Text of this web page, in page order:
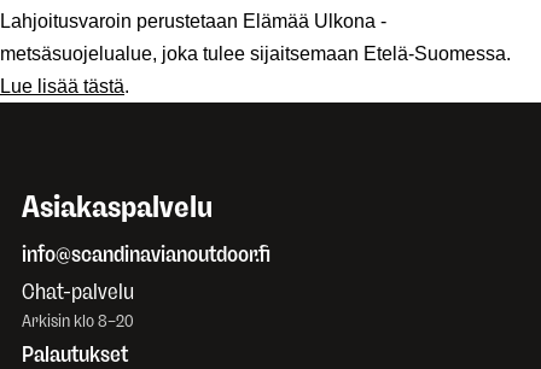
Lahjoitusvaroin perustetaan Elämää Ulkona -
Lue lisää tästä.
Asiakaspalvelu
info@scandinavianoutdoor.fi
Chat-palvelu
Arkisin klo 8–20
Palautukset